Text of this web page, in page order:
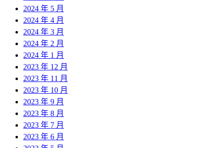
2024 年 5 月
2024 年 4 月
2024 年 3 月
2024 年 2 月
2024 年 1 月
2023 年 12 月
2023 年 11 月
2023 年 10 月
2023 年 9 月
2023 年 8 月
2023 年 7 月
2023 年 6 月